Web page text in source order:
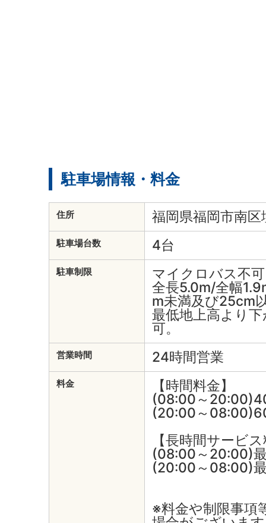
駐車場情報・料金
住所 福岡県福岡市南
駐車場台数 4台
駐車制限
マイクロバス不
全長5.0m/全幅
m未満及び25cm
最低地上高より
可。
営業時間 24時間営業
料金
【時間料金】
(08:00～
(20:00～
【長時間サービ
(08:00～20:00)
(20:00～08:00)
※料金や制限事項